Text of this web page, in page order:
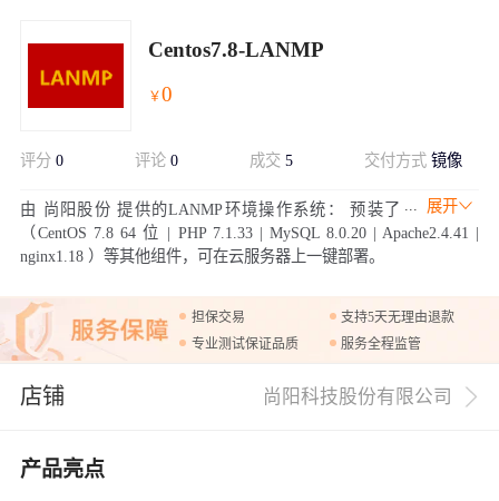
Centos7.8-LANMP
￥0
评分 0 评论 0 成交 5 交付方式镜像
展开
由 尚阳股份 提供的LANMP环境操作系统： 预装了
（CentOS 7.8 64 位 | PHP 7.1.33 | MySQL 8.0.20 | Apache2.4.41 |
nginx1.18 ）等其他组件，可在云服务器上一键部署。
担保交易
支持5天无理由退款
专业测试保证品质
服务全程监管
店铺 尚阳科技股份有限公司
产品亮点